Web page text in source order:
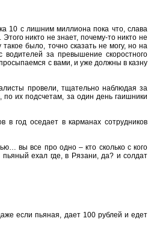
10 с лишним миллиона пока что, слава
никто не знает, почему-то никто не
было, точно сказать не могу, но на
за превышение скоростного
с вами, и уже должны в казну
провели, тщательно наблюдая за
их подсчетам, за один день гаишники
год оседает в карманах сотрудников
вы все про одно – кто сколько с кого
ехал где, в Рязани, да? и солдат
если пьяная, дает 100 рублей и едет